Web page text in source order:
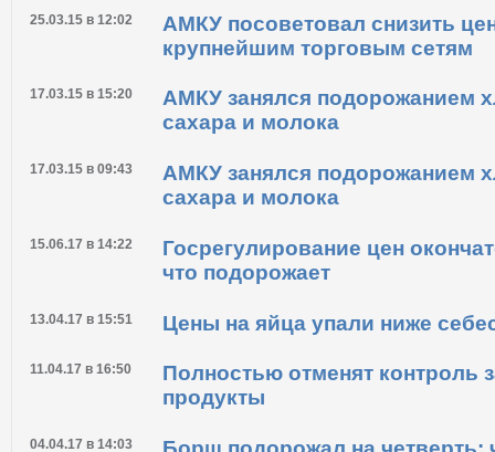
25.03.15 в 12:02
АМКУ посоветовал снизить
крупнейшим торговым сетям
17.03.15 в 15:20
АМКУ занялся подорожанием
сахара и молока
17.03.15 в 09:43
АМКУ занялся подорожанием
сахара и молока
15.06.17 в 14:22
Госрегулирование цен
что подорожает
13.04.17 в 15:51 Цены на яйца упали ниже
11.04.17 в 16:50
Полностью отменят контроль
продукты
04.04.17 в 14:03